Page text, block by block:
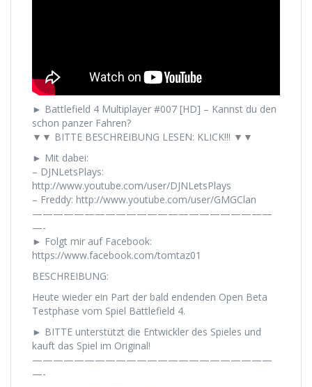
► Battlefield 4 Multiplayer #007 [HD] – Kannst du den
schon panzer Fahren?
▼▼ BITTE BESCHREIBUNG LESEN: KLICK!!! ▼▼
► Mit dabei:
– DJNLetsPlays:
http://www.youtube.com/user/DJNLetsPlays
– Freddy: http://www.youtube.com/user/GMGClan
———————————————————————
—-
► Folgt mir auf Facebook:
https://www.facebook.com/tomtaz01
BESCHREIBUNG:
Heute wieder ein Part der bald endenden Open Beta
Testphase vom Spiel Battlefield 4.
► BITTE unterstützt die Entwickler des Spieles und
kauft das Spiel im Original!
———————————————————————
—-